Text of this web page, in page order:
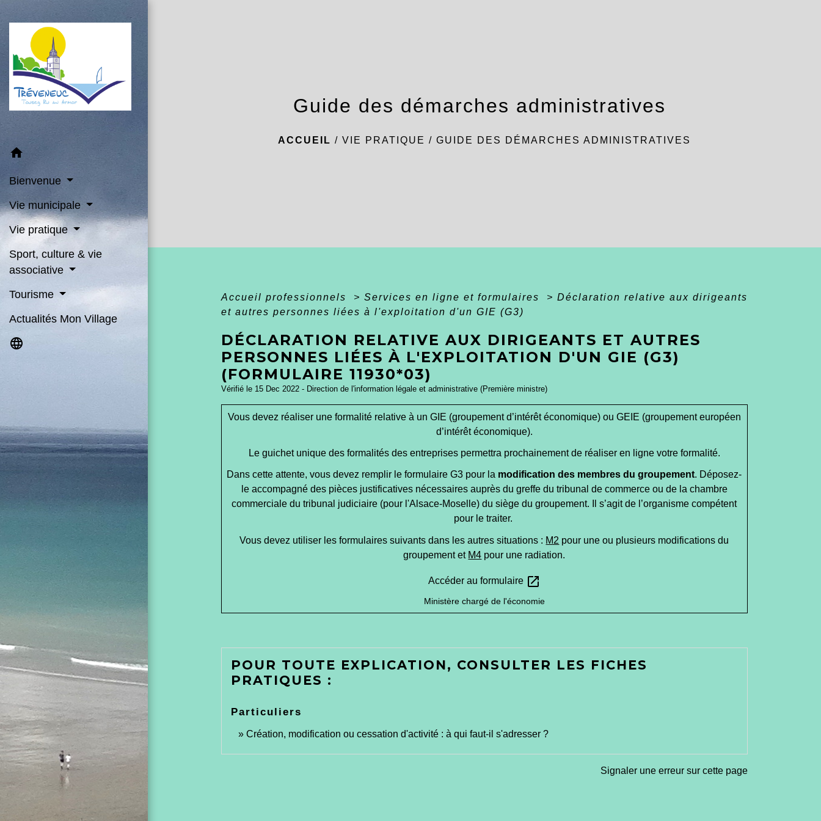
home
Bienvenue
Vie municipale
Vie pratique
Sport, culture & vie
associative
Tourisme
Actualités Mon Village
language
Guide des démarches administratives
ACCUEIL / VIE PRATIQUE / GUIDE DES DÉMARCHES ADMINISTRATIVES
Accueil professionnels > Services en ligne et formulaires > Déclaration relative aux dirigeants
et autres personnes liées à l'exploitation d'un GIE (G3)
DÉCLARATION RELATIVE AUX DIRIGEANTS ET AUTRES
PERSONNES LIÉES À L'EXPLOITATION D'UN GIE (G3)
(FORMULAIRE 11930*03)
Vérifié le 15 Dec 2022 - Direction de l'information légale et administrative (Première ministre)
Vous devez réaliser une formalité relative à un GIE (groupement d’intérêt économique) ou GEIE (groupement européen
d’intérêt économique).
Le guichet unique des formalités des entreprises permettra prochainement de réaliser en ligne votre formalité.
Dans cette attente, vous devez remplir le formulaire G3 pour la modification des membres du groupement. Déposez-
le accompagné des pièces justificatives nécessaires auprès du greffe du tribunal de commerce ou de la chambre
commerciale du tribunal judiciaire (pour l'Alsace-Moselle) du siège du groupement. Il s’agit de l’organisme compétent
pour le traiter.
Vous devez utiliser les formulaires suivants dans les autres situations : M2 pour une ou plusieurs modifications du
groupement et M4 pour une radiation.
Accéder au formulaire open_in_new
Ministère chargé de l'économie
POUR TOUTE EXPLICATION, CONSULTER LES FICHES
PRATIQUES :
Particuliers
Création, modification ou cessation d'activité : à qui faut-il s'adresser ?
Signaler une erreur sur cette page